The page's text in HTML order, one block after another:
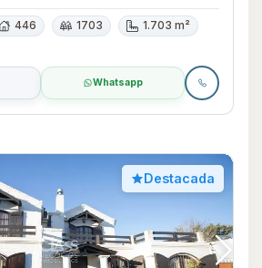
446 1703
1.703 m²
Whatsapp
Destacada